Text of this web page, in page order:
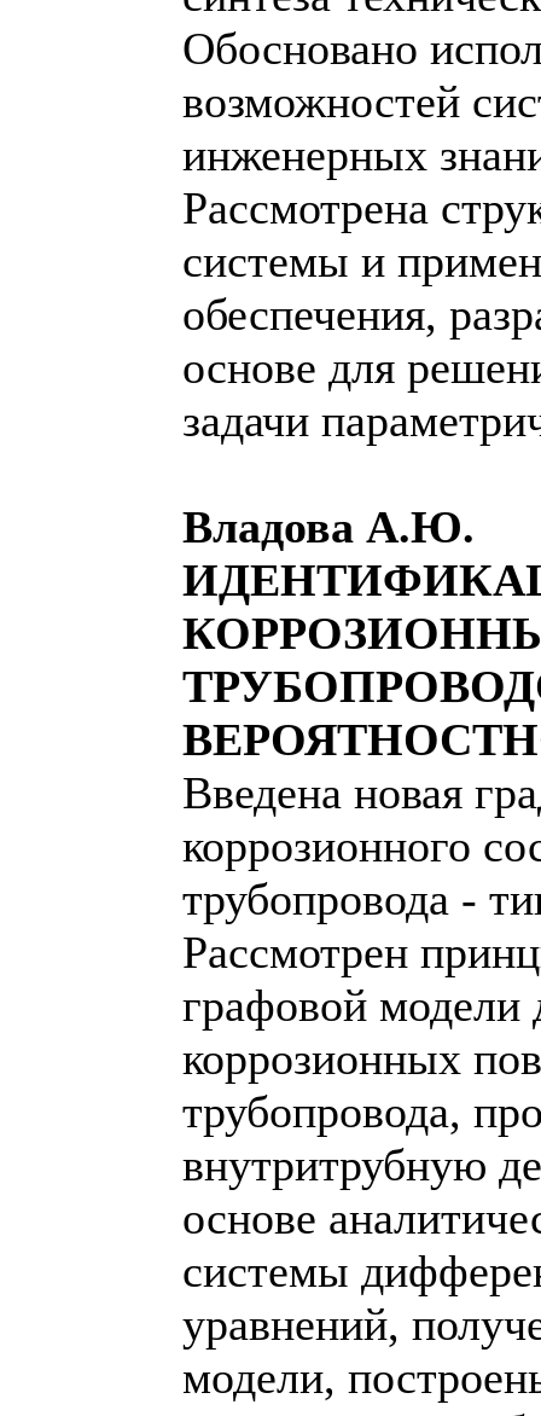
Обосновано
возможностей
инженерных
Рассмотрена
системы и
обеспечения,
основе для
задачи
Владова А.Ю.
Введена новая
коррозионного
трубопровода -
Рассмотрен
графовой модели
коррозионных
трубопровода,
внутритрубную
основе
системы
уравнений,
модели,